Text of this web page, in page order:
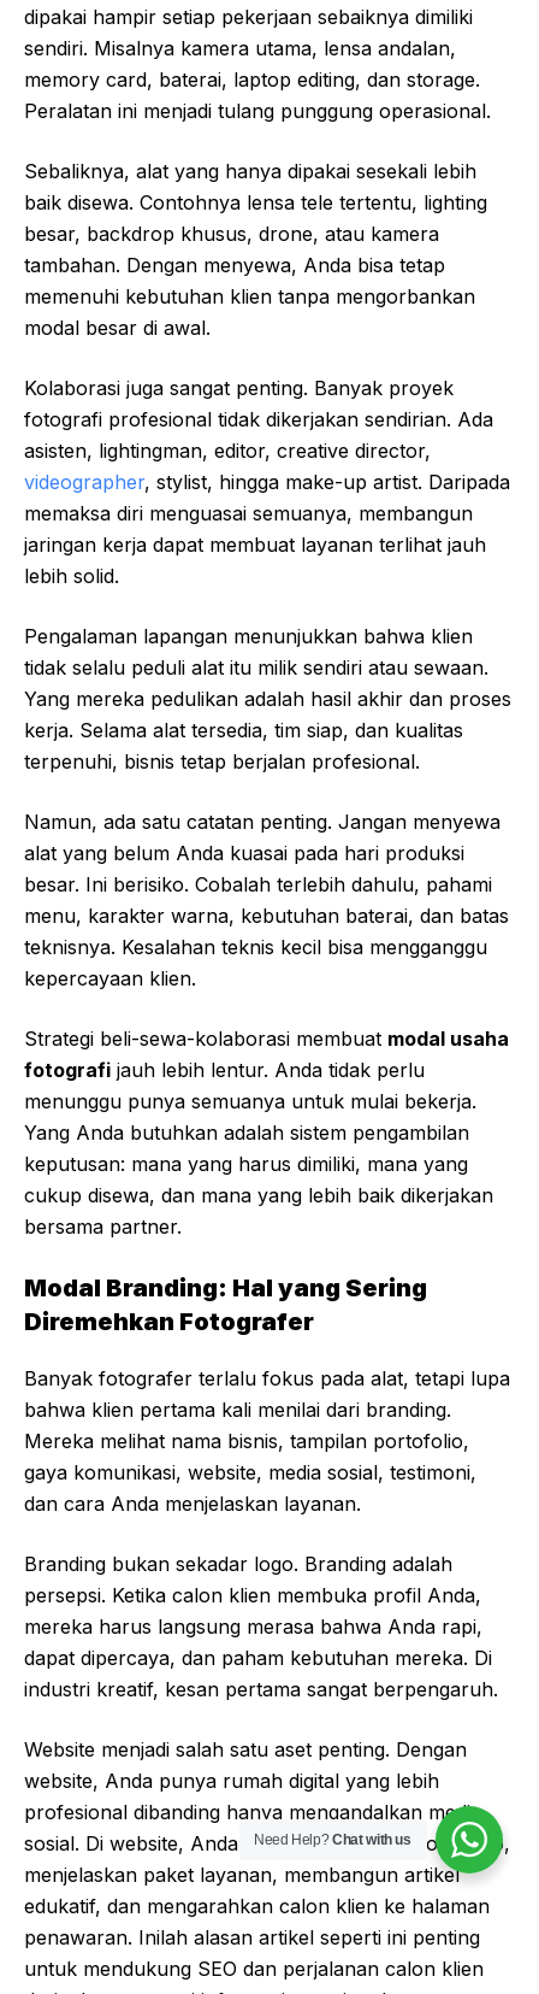
dipakai hampir setiap pekerjaan sebaiknya dimiliki
sendiri. Misalnya kamera utama, lensa andalan,
memory card, baterai, laptop editing, dan storage.
Peralatan ini menjadi tulang punggung operasional.
Sebaliknya, alat yang hanya dipakai sesekali lebih
baik disewa. Contohnya lensa tele tertentu, lighting
besar, backdrop khusus, drone, atau kamera
tambahan. Dengan menyewa, Anda bisa tetap
memenuhi kebutuhan klien tanpa mengorbankan
modal besar di awal.
Kolaborasi juga sangat penting. Banyak proyek
fotografi profesional tidak dikerjakan sendirian. Ada
asisten, lightingman, editor, creative director,
videographer, stylist, hingga make-up artist. Daripada
memaksa diri menguasai semuanya, membangun
jaringan kerja dapat membuat layanan terlihat jauh
lebih solid.
Pengalaman lapangan menunjukkan bahwa klien
tidak selalu peduli alat itu milik sendiri atau sewaan.
Yang mereka pedulikan adalah hasil akhir dan proses
kerja. Selama alat tersedia, tim siap, dan kualitas
terpenuhi, bisnis tetap berjalan profesional.
Namun, ada satu catatan penting. Jangan menyewa
alat yang belum Anda kuasai pada hari produksi
besar. Ini berisiko. Cobalah terlebih dahulu, pahami
menu, karakter warna, kebutuhan baterai, dan batas
teknisnya. Kesalahan teknis kecil bisa mengganggu
kepercayaan klien.
Strategi beli-sewa-kolaborasi membuat modal usaha
fotografi jauh lebih lentur. Anda tidak perlu
menunggu punya semuanya untuk mulai bekerja.
Yang Anda butuhkan adalah sistem pengambilan
keputusan: mana yang harus dimiliki, mana yang
cukup disewa, dan mana yang lebih baik dikerjakan
bersama partner.
Modal Branding: Hal yang Sering
Diremehkan Fotografer
Banyak fotografer terlalu fokus pada alat, tetapi lupa
bahwa klien pertama kali menilai dari branding.
Mereka melihat nama bisnis, tampilan portofolio,
gaya komunikasi, website, media sosial, testimoni,
dan cara Anda menjelaskan layanan.
Branding bukan sekadar logo. Branding adalah
persepsi. Ketika calon klien membuka profil Anda,
mereka harus langsung merasa bahwa Anda rapi,
dapat dipercaya, dan paham kebutuhan mereka. Di
industri kreatif, kesan pertama sangat berpengaruh.
Website menjadi salah satu aset penting. Dengan
website, Anda punya rumah digital yang lebih
profesional dibanding hanya mengandalkan media
sosial. Di website, Anda bisa menampilkan portofolio,
menjelaskan paket layanan, membangun artikel
edukatif, dan mengarahkan calon klien ke halaman
penawaran. Inilah alasan artikel seperti ini penting
untuk mendukung SEO dan perjalanan calon klien
Need Help?Chat with us